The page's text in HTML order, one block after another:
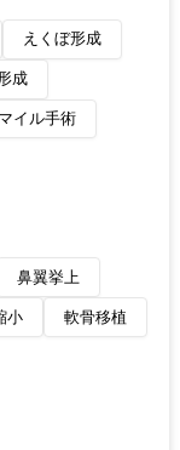
えくぼ形成
成
イル手術
鼻翼挙上
小 軟骨移植